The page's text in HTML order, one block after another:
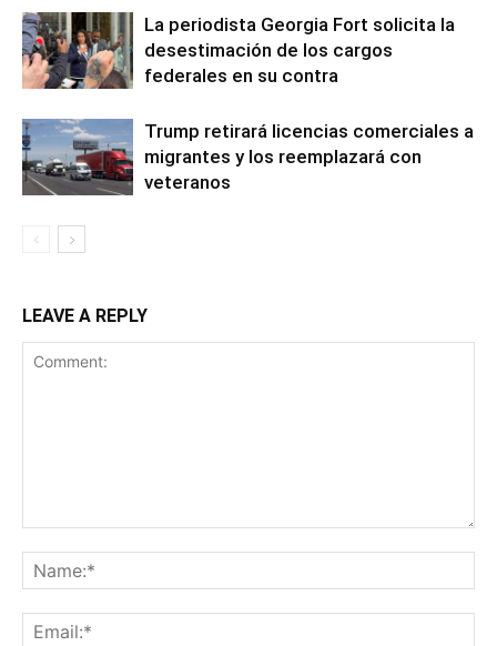
La periodista Georgia Fort solicita la
desestimación de los cargos
federales en su contra
Trump retirará licencias comerciales a
migrantes y los reemplazará con
veteranos
LEAVE A REPLY